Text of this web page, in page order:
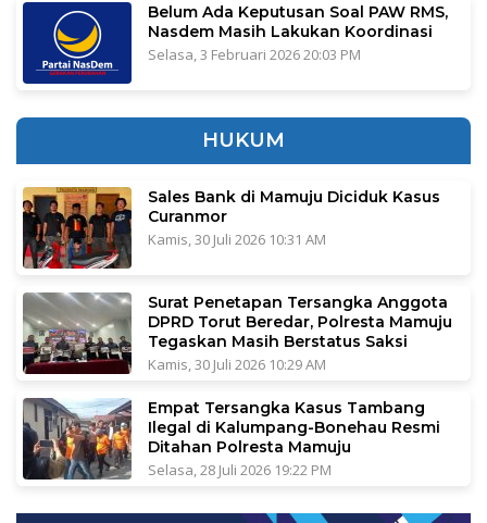
Belum Ada Keputusan Soal PAW RMS,
Nasdem Masih Lakukan Koordinasi
Selasa, 3 Februari 2026 20:03 PM
HUKUM
Sales Bank di Mamuju Diciduk Kasus
Curanmor
Kamis, 30 Juli 2026 10:31 AM
Surat Penetapan Tersangka Anggota
DPRD Torut Beredar, Polresta Mamuju
Tegaskan Masih Berstatus Saksi
Kamis, 30 Juli 2026 10:29 AM
Empat Tersangka Kasus Tambang
Ilegal di Kalumpang-Bonehau Resmi
Ditahan Polresta Mamuju
Selasa, 28 Juli 2026 19:22 PM